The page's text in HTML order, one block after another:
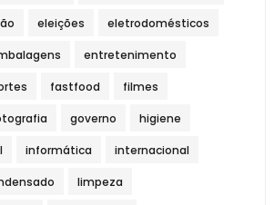
eleições eletrodomésticos
entretenimento
fastfood filmes
governo higiene
informática internacional
limpeza